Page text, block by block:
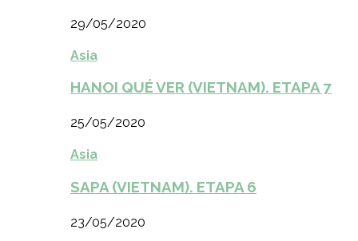
29/05/2020
Asia
HANOI QUÉ VER (VIETNAM). ETAPA 7
25/05/2020
Asia
SAPA (VIETNAM). ETAPA 6
23/05/2020